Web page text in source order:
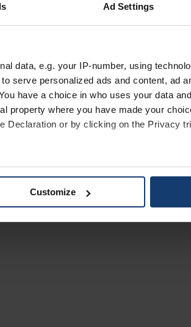
Ad Settings
data, e.g. your IP-number, using
serve personalized ads and content, ad
have a choice in who uses your data
property where you have made your
Declaration or by clicking on the Privacy
location which can be accurate to
Customize